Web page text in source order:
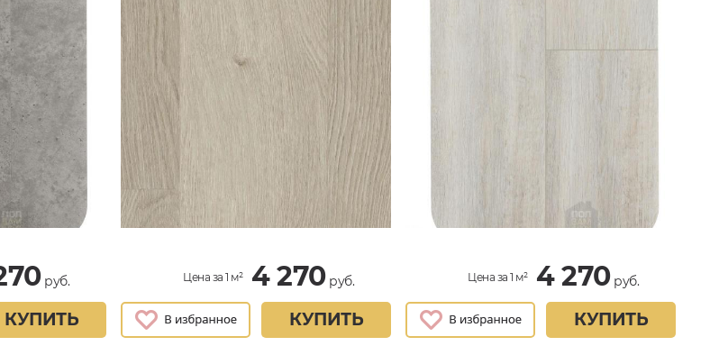
руб.
КУПИТЬ
Цена за 1 м² 4 270руб.
КУПИТЬ
Цена за 1 м² 4 270руб.
КУПИТЬ